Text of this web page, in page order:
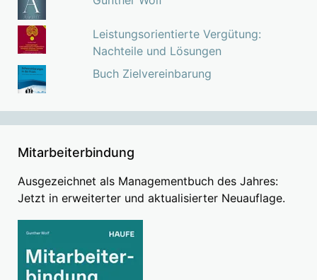
Leistungsorientierte Vergütung:
Nachteile und Lösungen
Buch Zielvereinbarung
Mitarbeiterbindung
Ausgezeichnet als Managementbuch des Jahres:
Jetzt in erweiterter und aktualisierter Neuauflage.